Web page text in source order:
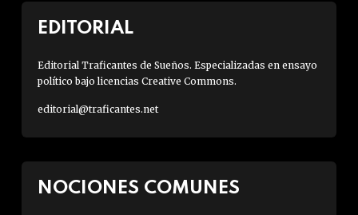
EDITORIAL
Editorial Traficantes de Sueños. Especializadas en ensayo
político bajo licencias Creative Commons.
editorial@traficantes.net
NOCIONES COMUNES